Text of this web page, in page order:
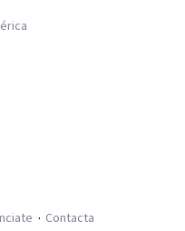
Contacta